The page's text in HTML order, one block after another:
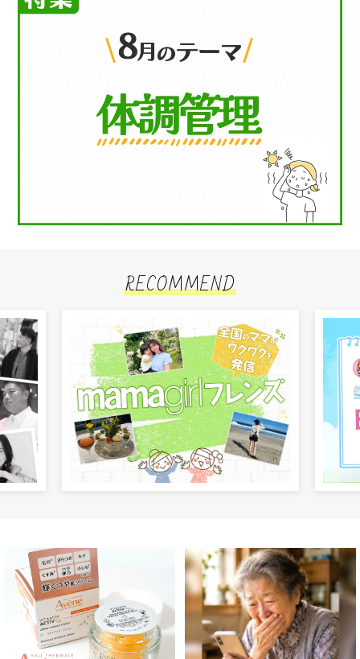
RECOMMEND